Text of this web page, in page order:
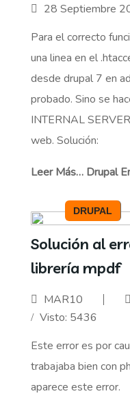
28 Septiembre
Para el correcto
una linea en el
desde drupal 7 en
probado. Sino se
INTERNAL
web. Solución:
Leer Más… Drupal
Solución al
librería mpdf
MAR10
DRUPAL
Visto: 5436
Este error es por
trabajaba bien con
aparece este error.